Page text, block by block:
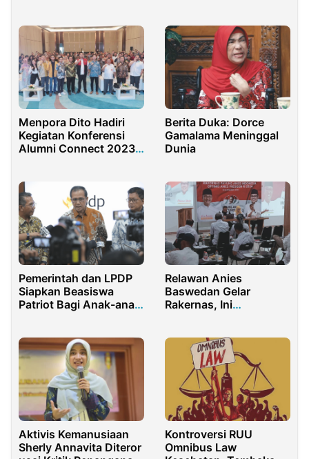
Menpora Dito Hadiri
Kegiatan Konferensi
Alumni Connect 2023
Berita Duka: Dorce
Gamalama Meninggal
Dunia
Pemerintah dan LPDP
Siapkan Beasiswa
Patriot Bagi Anak-anak
Relawan Anies
Baswedan Gelar
Rakernas, Ini
Indonesia
Aktivis Kemanusiaan
Sherly Annavita Diteror
Kontroversi RUU
Omnibus Law